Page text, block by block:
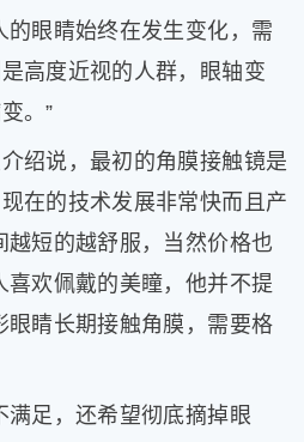
的眼睛始终在发生变化，需
高度近视的人群，眼轴变
。”
绍说，最初的角膜接触镜是
在的技术发展非常快而且产
越短的越舒服，当然价格也
喜欢佩戴的美瞳，他并不提
眼睛长期接触角膜，需要格
满足，还希望彻底摘掉眼